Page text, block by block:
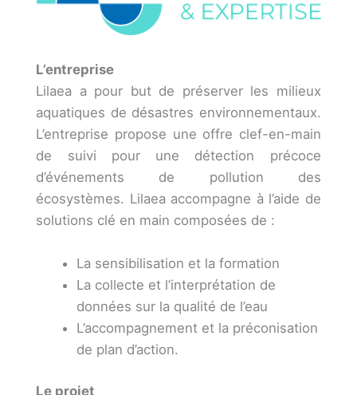
L’entreprise
Lilaea a pour but de préserver les milieux
aquatiques de désastres environnementaux.
L’entreprise propose une offre clef-en-main
de suivi pour une détection précoce
d’événements de pollution des
écosystèmes. Lilaea accompagne à l’aide de
solutions clé en main composées de :
La sensibilisation et la formation
La collecte et l’interprétation de
données sur la qualité de l’eau
L’accompagnement et la préconisation
de plan d’action.
Le projet